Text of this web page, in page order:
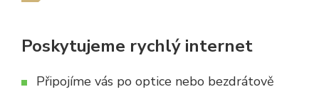
Poskytujeme rychlý internet
Připojíme vás po optice nebo bezdrátově